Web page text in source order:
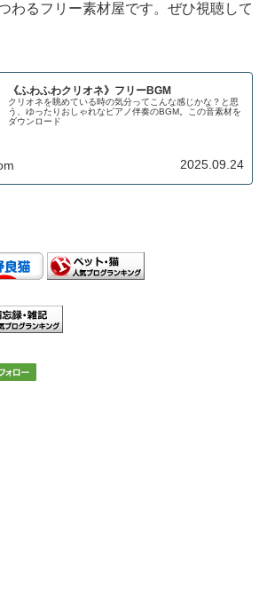
わるフリー素材屋です。ぜひ視聴して
《ふわふわクリオネ》フリーBGM
クリオネを眺めている時の気分ってこんな感じかな？と思
う、ゆったりおしゃれなピアノ伴奏のBGM。この音素材を
ダウンロード
2025.09.24